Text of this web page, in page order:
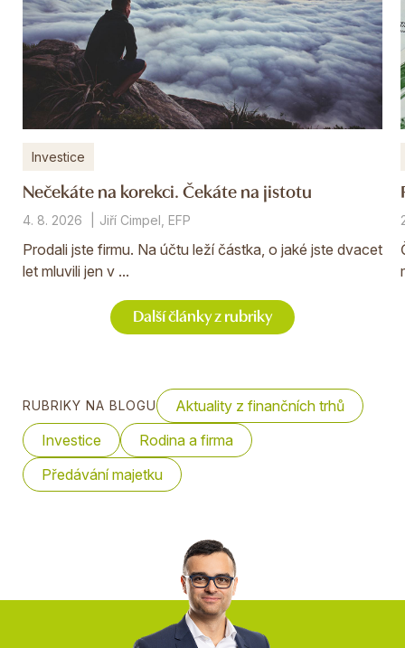
Investice
Nečekáte na korekci. Čekáte na jistotu
4. 8. 2026 Jiří Cimpel, EFP
Prodali jste firmu. Na účtu leží částka, o jaké jste dvacet
let mluvili jen v ...
Další články z rubriky
RUBRIKY NA BLOGU
Aktuality z finančních trhů
Investice
Rodina a firma
Předávání majetku